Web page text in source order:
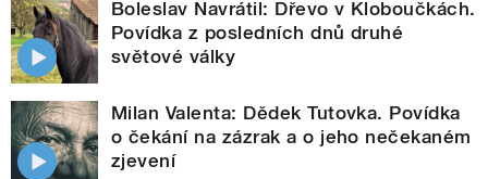
Boleslav Navrátil: Dřevo v Kloboučkách.
Povídka z posledních dnů druhé
světové války
Milan Valenta: Dědek Tutovka. Povídka
o čekání na zázrak a o jeho nečekaném
zjevení